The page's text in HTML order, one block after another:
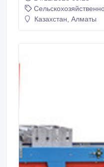
вертикальным
соскабливанием.
Казахстан, Алматы